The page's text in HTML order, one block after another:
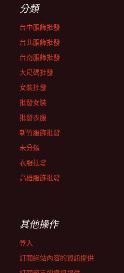
分類
台中服飾批發
台北服飾批發
台南服飾批發
大尺碼批發
女裝批發
批發女裝
批發衣服
新竹服飾批發
未分類
衣服批發
高雄服飾批發
其他操作
登入
訂閱網站內容的資訊提供